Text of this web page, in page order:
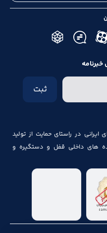
ثبت
در راستای حمایت از تولید
های داخلی قفل و دستگیره و
شماره پلاک، جک آرام بند ، فنر
کابینت و لوازم آلات مصرف شده در